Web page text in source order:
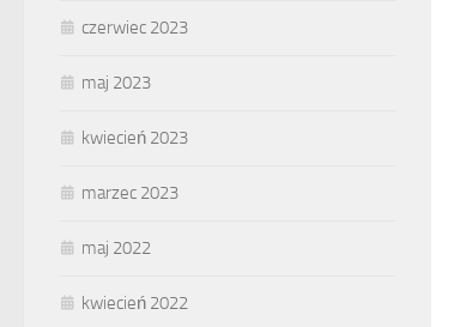
czerwiec 2023
maj 2023
kwiecień 2023
marzec 2023
maj 2022
kwiecień 2022